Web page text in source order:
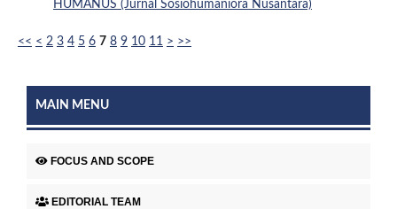
HUMANUS (Jurnal Sosiohumaniora Nusantara)
<< < 2 3 4 5 6 7 8 9 10 11 > >>
MAIN MENU
FOCUS AND SCOPE
EDITORIAL TEAM